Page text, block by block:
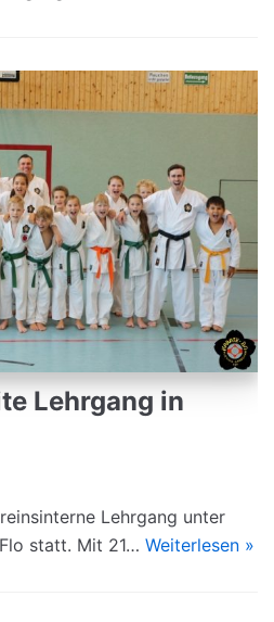
Lehrgang in
Lehrgang unter
statt. Mit 21… Weiterlesen »